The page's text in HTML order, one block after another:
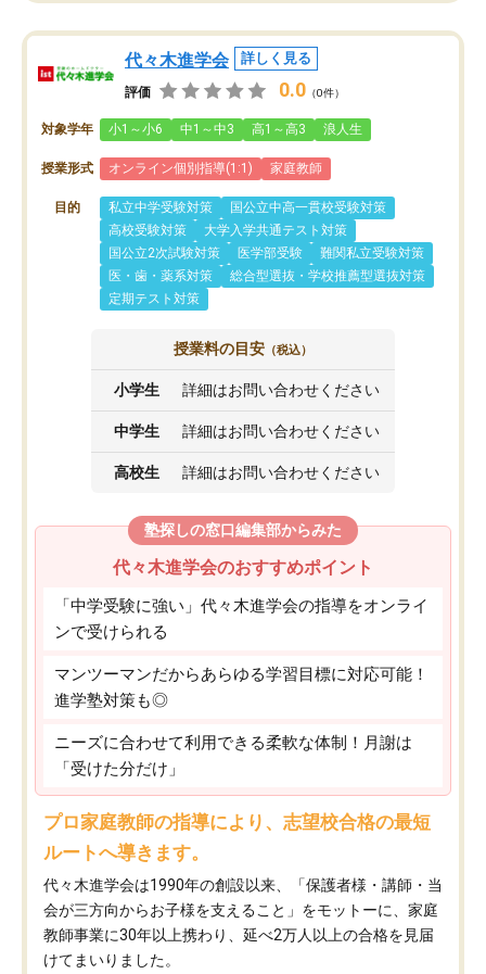
代々木進学会 詳しく見る
評価 0.0 （0件）
対象学年 小1～小6 中1～中3 高1～高3 浪人生
授業形式 オンライン個別指導(1:1) 家庭教師
目的 私立中学受験対策
国公立中高一貫校受験対策
高校受験対策
大学入学共通テスト対策
国公立2次試験対策
医学部受験
難関私立受験対策
医・歯・薬系対策
総合型選抜・学校推薦型選抜対策
定期テスト対策
授業料の目安 （税込）
小学生 詳細はお問い合わせください
中学生 詳細はお問い合わせください
高校生 詳細はお問い合わせください
塾探しの窓口編集部からみた
代々木進学会のおすすめポイント
「中学受験に強い」代々木進学会の指導をオンライ
ンで受けられる
マンツーマンだからあらゆる学習目標に対応可能！
進学塾対策も◎
ニーズに合わせて利用できる柔軟な体制！月謝は
「受けた分だけ」
プロ家庭教師の指導により、志望校合格の最短
ルートへ導きます。
代々木進学会は1990年の創設以来、「保護者様・講師・当
会が三方向からお子様を支えること」をモットーに、家庭
教師事業に30年以上携わり、延べ2万人以上の合格を見届
けてまいりました。